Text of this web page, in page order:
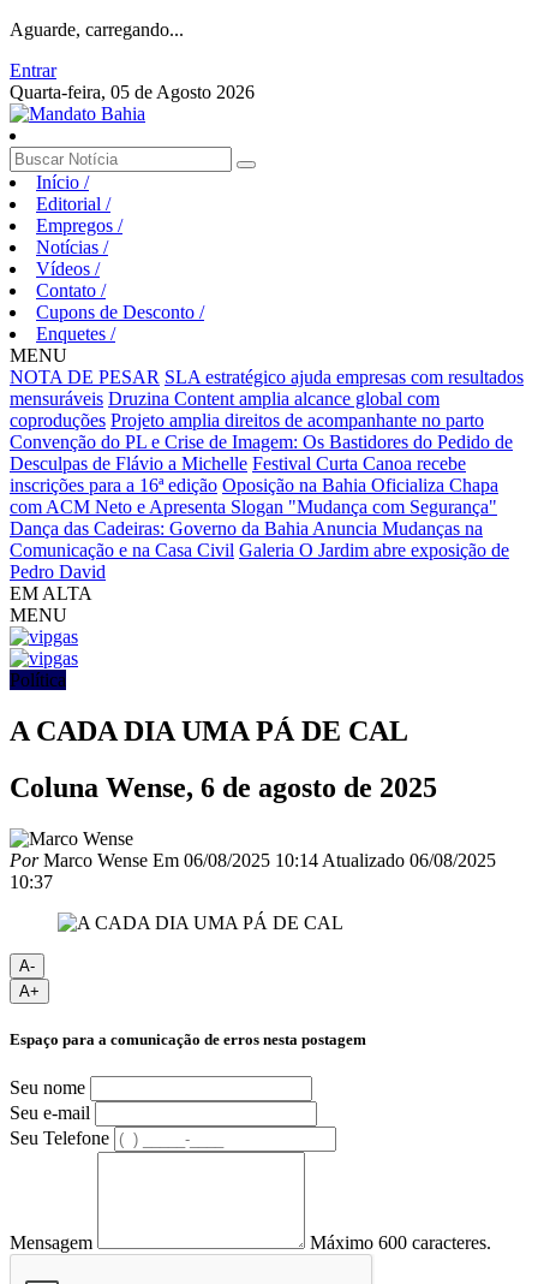
Aguarde, carregando...
Entrar
Quarta-feira, 05 de Agosto 2026
Início /
Editorial /
Empregos /
Notícias /
Vídeos /
Contato /
Cupons de Desconto /
Enquetes /
MENU
NOTA DE PESAR SLA estratégico ajuda empresas com resultados
mensuráveis Druzina Content amplia alcance global com
coproduções Projeto amplia direitos de acompanhante no parto
Convenção do PL e Crise de Imagem: Os Bastidores do Pedido de
Desculpas de Flávio a Michelle Festival Curta Canoa recebe
inscrições para a 16ª edição Oposição na Bahia Oficializa Chapa
com ACM Neto e Apresenta Slogan "Mudança com Segurança"
Dança das Cadeiras: Governo da Bahia Anuncia Mudanças na
Comunicação e na Casa Civil Galeria O Jardim abre exposição de
Pedro David
EM ALTA
MENU
Política
A CADA DIA UMA PÁ DE CAL
Coluna Wense, 6 de agosto de 2025
PorMarco Wense Em 06/08/2025 10:14 Atualizado 06/08/2025
10:37
A-
A+
Espaço para a comunicação de erros nesta postagem
Seu nome
Seu e-mail
Seu Telefone
Mensagem Máximo 600 caracteres.